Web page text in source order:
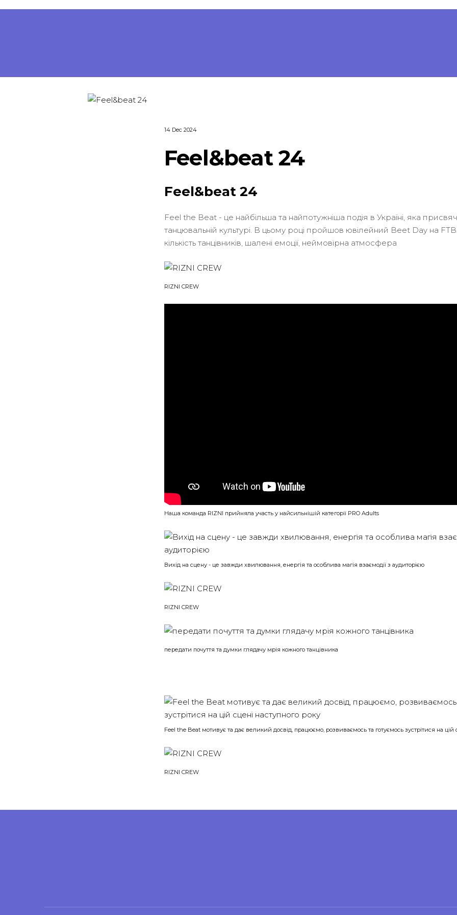
14 Dec 2024
Feel&beat 24
Feel&beat 24
Feel the Beat - це найбільша та найпотужніша подія в Україні, яка
танцювальній культурі. В цьому році пройшов ювілейний Beet Day на
кількість танцівників, шалені емоції, неймовірна атмосфера
RIZNI CREW
Наша команда RIZNI прийняла участь у найсильнішій категорії PRO Adults
Вихід на сцену - це завжди хвилювання, енергія та особлива магія взаємодії з аудиторією
RIZNI CREW
передати почуття та думки глядачу мрія кожного танцівника
Feel the Beat мотивує та дає великий досвід, працюємо, розвиваємось та готуємось зустрітися на цій
RIZNI CREW